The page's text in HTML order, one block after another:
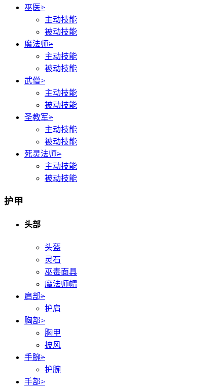
巫医>
主动技能
被动技能
魔法师>
主动技能
被动技能
武僧>
主动技能
被动技能
圣教军>
主动技能
被动技能
死灵法师>
主动技能
被动技能
护甲
头部
头盔
灵石
巫毒面具
魔法师帽
肩部>
护肩
胸部>
胸甲
披风
手腕>
护腕
手部>